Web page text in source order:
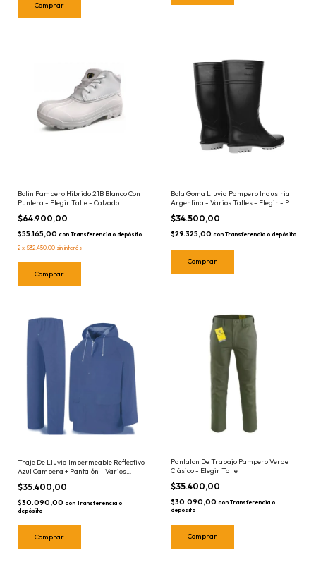
Comprar
Botin Pampero Hibrido 21B Blanco Con
Puntera - Elegir Talle - Calzado
Seguridad Zapato
$64.900,00
$55.165,00 con Transferencia o depósito
2 x $32.450,00 sin interés
Comprar
Bota Goma Lluvia Pampero Industria
Argentina - Varios Talles - Elegir - Par
Botas Calzado
$34.500,00
$29.325,00 con Transferencia o depósito
Comprar
Traje De Lluvia Impermeable Reflectivo
Azul Campera + Pantalón - Varios
Talles
$35.400,00
$30.090,00 con Transferencia o
depósito
Comprar
Pantalon De Trabajo Pampero Verde
Clásico - Elegir Talle
$35.400,00
$30.090,00 con Transferencia o
depósito
Comprar